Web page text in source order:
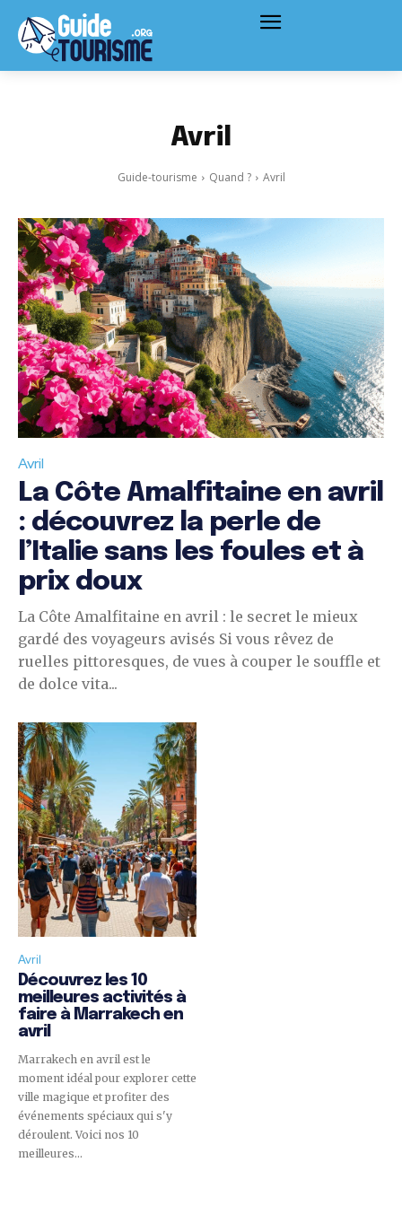
Avril
Guide-tourisme Quand ? Avril
Avril
La Côte Amalfitaine en avril
: découvrez la perle de
l’Italie sans les foules et à
prix doux
La Côte Amalfitaine en avril : le secret le mieux
gardé des voyageurs avisés Si vous rêvez de
ruelles pittoresques, de vues à couper le souffle et
de dolce vita...
Avril
Découvrez les 10
meilleures activités à
faire à Marrakech en
avril
Marrakech en avril est le
moment idéal pour explorer cette
ville magique et profiter des
événements spéciaux qui s'y
déroulent. Voici nos 10
meilleures...